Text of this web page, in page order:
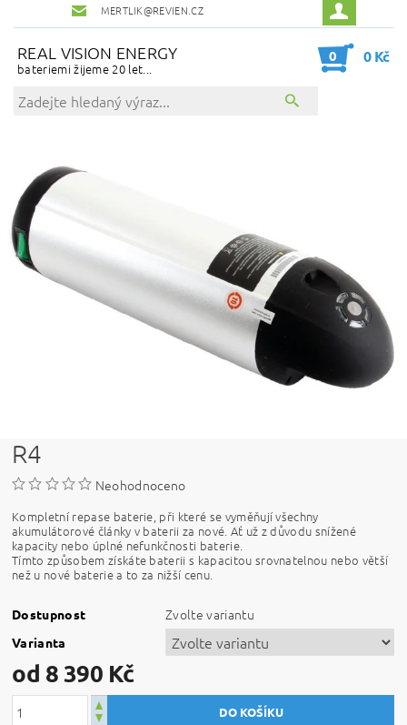
MERTLIK@REVIEN.CZ
REAL VISION ENERGY
bateriemi žijeme 20 let...
0 0 Kč
R4
Neohodnoceno
Kompletní repase baterie, při které se vyměňují všechny
akumulátorové články v baterii za nové. Ať už z důvodu snížené
kapacity nebo úplné nefunkčnosti baterie.
Tímto způsobem získáte baterii s kapacitou srovnatelnou nebo větší
než u nové baterie a to za nižší cenu.
Dostupnost Zvolte variantu
Varianta
od 8 390 Kč